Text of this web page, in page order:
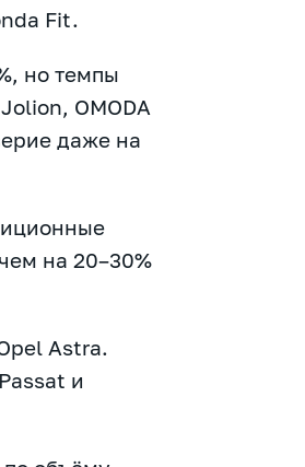
Fit.
но темпы
OMODA
даже на
на 20–30%
Astra.
и